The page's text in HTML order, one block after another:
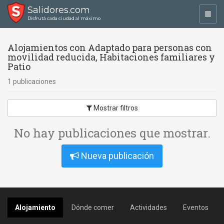
Salidores.com
Disfrutá cada ciudad al máximo
Alojamientos con Adaptado para personas con
movilidad reducida, Habitaciones familiares y
Patio
1 publicaciones
Mostrar filtros
No hay publicaciones que mostrar.
Nueva publicación
Alojamiento Dónde comer Actividades Eventos